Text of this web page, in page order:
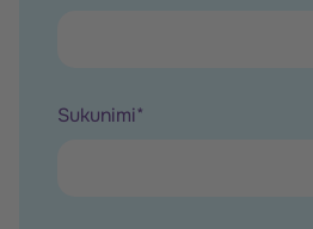
Sukunimi*